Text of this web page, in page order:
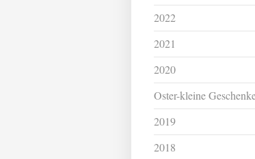
2022
2021
2020
Oster-kleine
2019
2018